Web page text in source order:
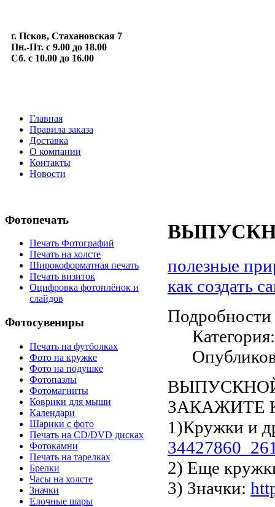
г. Псков, Стахановская 7
Пн.-Пт. с 9.00 до 18.00
Сб. с 10.00 до 16.00
Главная
Правила заказа
Доставка
О компании
Контакты
Новости
Фотопечать
Печать Фотографий
Печать на холсте
Широкоформатная печать
Печать визиток
Оцифровка фотоплёнок и
слайдов
Фотосувениры
Печать на футболках
Фото на кружке
Фото на подушке
Фотопазлы
Фотомагниты
Коврики для мыши
Календари
Шарики с фото
Печать на CD/DVD дисках
Фотокамни
Печать на тарелках
Брелки
Часы на холсте
Значки
Елочные шары
полезные
как создать
Подробности
ЗАКАЖИТЕ
1)Кружки и
2) Еще
3) Значки: